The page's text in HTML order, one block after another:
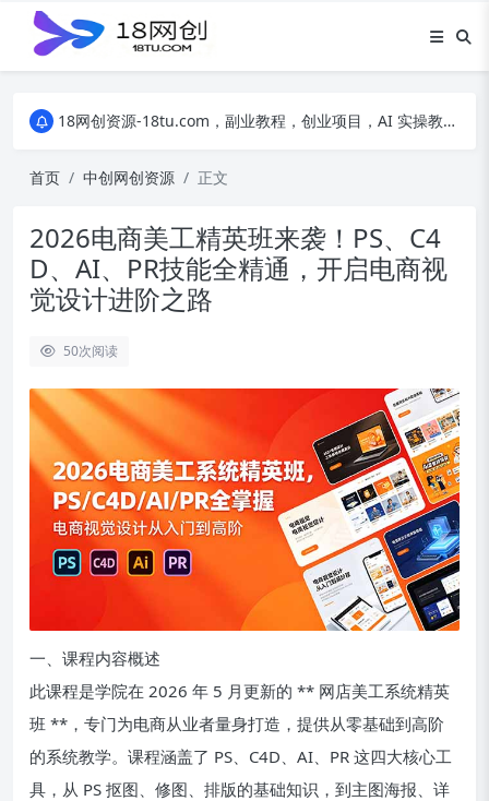
18网创资源-18tu.com，副业教程，创业项目，AI 实操教程，自媒体运营，电商干货，精品网盘资源，线上副业技巧，短视频创作教程
首页
中创网创资源 正文
2026电商美工精英班来袭！PS、C4
D、AI、PR技能全精通，开启电商视
觉设计进阶之路
50次阅读
一、课程内容概述
此课程是学院在 2026 年 5 月更新的 ** 网店美工系统精英
班 **，专门为电商从业者量身打造，提供从零基础到高阶
的系统教学。课程涵盖了 PS、C4D、AI、PR 这四大核心工
具，从 PS 抠图、修图、排版的基础知识，到主图海报、详